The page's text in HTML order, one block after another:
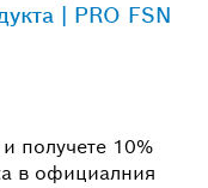
| PRO FSN
получете 10%
в официалния